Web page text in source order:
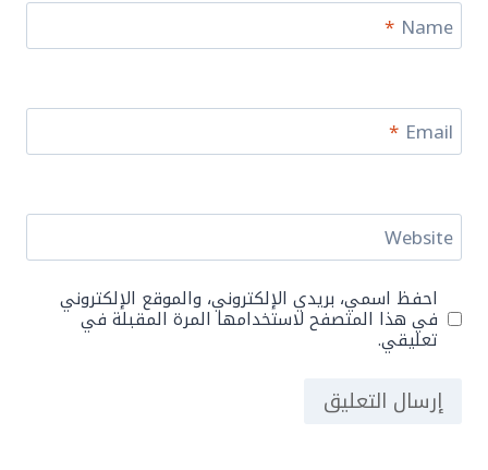
Name
*
Email
*
Website
احفظ اسمي، بريدي الإلكتروني، والموقع الإلكتروني
في هذا المتصفح لاستخدامها المرة المقبلة في
تعليقي.